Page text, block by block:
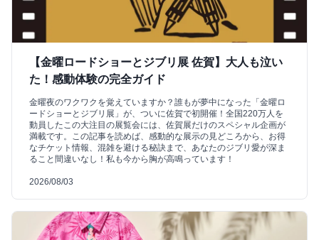
【金曜ロードショーとジブリ展 佐賀】大人も泣い
た！感動体験の完全ガイド
金曜夜のワクワクを覚えていますか？誰もが夢中になった「金曜ロ
ードショーとジブリ展」が、ついに佐賀で初開催！全国220万人を
動員したこの大注目の展覧会には、佐賀展だけのスペシャル企画が
満載です。この記事を読めば、感動的な展示の見どころから、お得
なチケット情報、混雑を避ける秘訣まで、あなたのジブリ愛が深ま
ること間違いなし！私も今から胸が高鳴っています！
2026/08/03